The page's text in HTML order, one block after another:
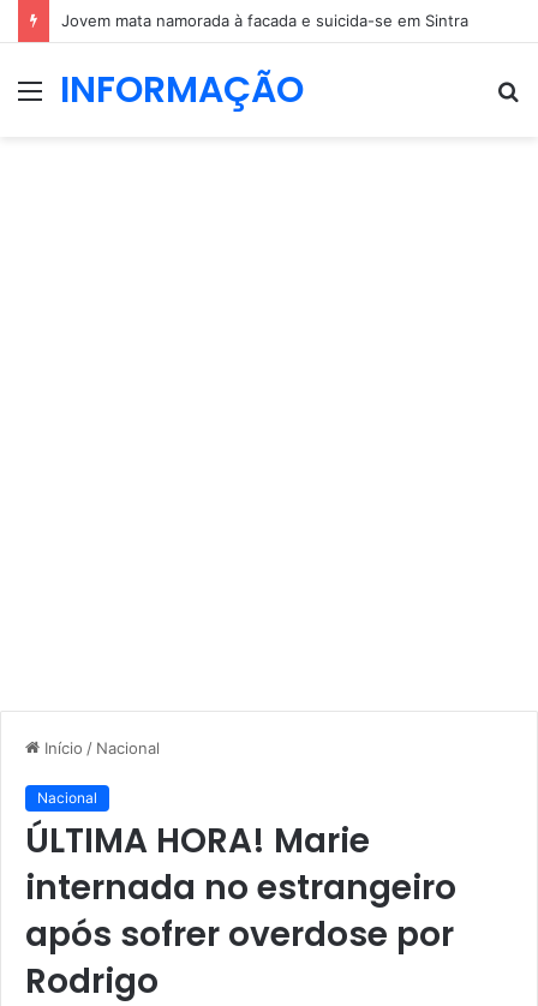
Jovem mata namorada à facada e suicida-se em Sintra
MenuINFORMAÇÃO
Início / Nacional
Nacional
ÚLTIMA HORA! Marie
internada no estrangeiro
após sofrer overdose por
Rodrigo